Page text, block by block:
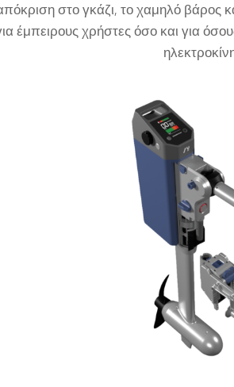
στο γκάζι, το χαμηλό βάρος
έμπειρους χρήστες όσο και για